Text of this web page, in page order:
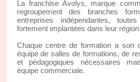
La franchise Avolys, marque
regroupement des branches
entreprises indépendantes,
fortement implantées dans leur région.
Chaque centre de formation a son
équipé de salles de formations, de
et pédagogiques nécessaires
équipe commerciale.